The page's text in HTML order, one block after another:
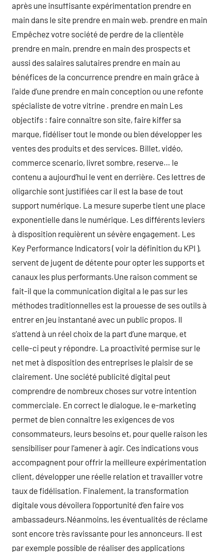
après une insuffisante expérimentation prendre en
main dans le site prendre en main web. prendre en main
Empêchez votre société de perdre de la clientèle
prendre en main, prendre en main des prospects et
aussi des salaires salutaires prendre en main au
bénéfices de la concurrence prendre en main grâce à
l’aide d’une prendre en main conception ou une refonte
spécialiste de votre vitrine . prendre en main Les
objectifs : faire connaître son site, faire kiffer sa
marque, fidéliser tout le monde ou bien développer les
ventes des produits et des services. Billet, vidéo,
commerce scenario, livret sombre, reserve… le
contenu a aujourd’hui le vent en derrière. Ces lettres de
oligarchie sont justifiées car il est la base de tout
support numérique. La mesure superbe tient une place
exponentielle dans le numérique. Les différents leviers
à disposition requièrent un sévère engagement. Les
Key Performance Indicators ( voir la définition du KPI ),
servent de jugent de détente pour opter les supports et
canaux les plus performants.Une raison comment se
fait-il que la communication digital a le pas sur les
méthodes traditionnelles est la prouesse de ses outils à
entrer en jeu instantané avec un public propos. Il
s’attend à un réel choix de la part d’une marque, et
celle-ci peut y répondre. La proactivité permise sur le
net met à disposition des entreprises le plaisir de se
clairement. Une société publicité digital peut
comprendre de nombreux choses sur votre intention
commerciale. En correct le dialogue, le e-marketing
permet de bien connaître les exigences de vos
consommateurs, leurs besoins et, pour quelle raison les
sensibiliser pour l’amener à agir. Ces indications vous
accompagnent pour offrir la meilleure expérimentation
client, développer une réelle relation et travailler votre
taux de fidélisation. Finalement, la transformation
digitale vous dévoilera l’opportunité d’en faire vos
ambassadeurs.Néanmoins, les éventualités de réclame
sont encore très ravissante pour les annonceurs. Il est
par exemple possible de réaliser des applications